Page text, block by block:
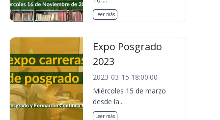
Leer más
Expo Posgrado
2023
2023-03-15 18:00:00
Miércoles 15 de marzo
desde la...
Leer más